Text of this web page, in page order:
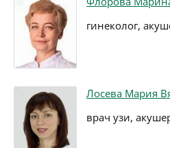
гинеколог,
Лосева Мария
врач узи,